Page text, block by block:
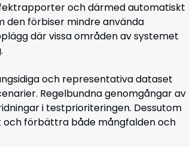
och därmed automatiskt
den förbiser mindre använda
där vissa områden av systemet
och representativa dataset
Regelbundna genomgångar av
i testprioriteringen. Dessutom
förbättra både mångfalden och